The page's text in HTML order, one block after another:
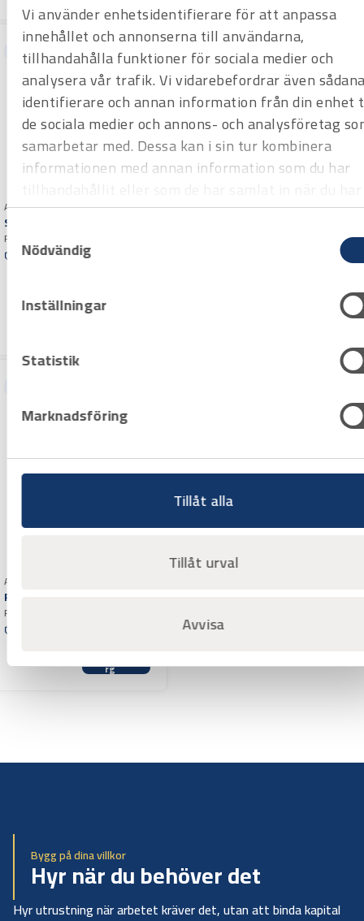
Vi använder enhetsidentifierare för att anpassa
innehållet och annonserna till användarna,
tillhandahålla funktioner för sociala medier och
analysera vår trafik. Vi vidarebefordrar även sådana
identifierare och annan information från din enhet
de sociala medier och annons- och analysföretag
samarbetar med. Dessa kan i sin tur kombinera
informationen med annan information som du har
använt deras tjänster.
Samtyckesval
Nödvändig
Inställningar
Statistik
Marknadsföring
Tillåt alla
Tillåt urval
Avvisa
Hyrprodukt
Art.nr H1002015
Sticksåg Fein AST 649
Fein sticksåg för rör och profiler
som klarar stora dimensioner.
Offertpris
Hyrprodukt
Art.nr H1001018
Rörkap GF RA 8 / 230
Rörkapmaskin GF RA 8 är en
kraftig och robus eldriven
aluminium, koppar och plast.
rg
Bygg på dina villkor
Hyr när du behöver det
Hyr utrustning när arbetet kräver det, utan att binda kapital